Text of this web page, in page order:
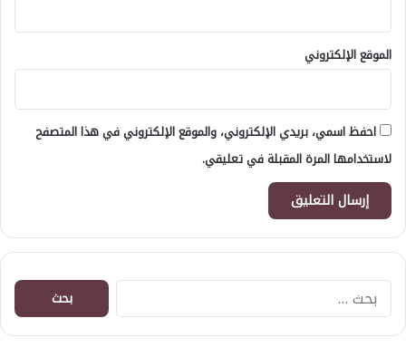
الموقع الإلكتروني
احفظ اسمي، بريدي الإلكتروني، والموقع الإلكتروني في هذا المتصفح
لاستخدامها المرة المقبلة في تعليقي.
البحث
عن: